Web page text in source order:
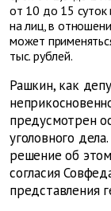
от 10 до 15
на лиц, в
может
тыс. рублей.
Рашкин, как
предусмотрен
уголовного
решение об
согласия
представления